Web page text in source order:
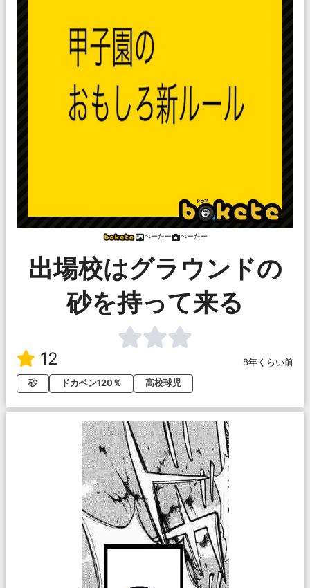
ぺーたー ぺーたー
出場校はグラウンドの
砂を持って来る
12
8年くらい前
砂
ドカベン120％ 高校球児